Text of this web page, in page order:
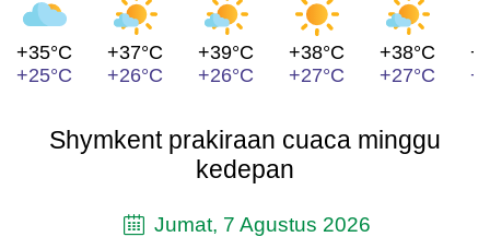
+35°C
+25°C
+37°C
+26°C
+39°C
+26°C
+38°C
+27°C
+38°C
+27°C
Shymkent prakiraan cuaca minggu
kedepan
Jumat, 7 Agustus 2026